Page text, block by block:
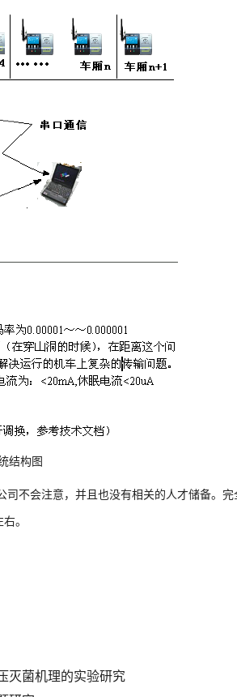
构图
不会注意，并且也没有相关的人才储备。
。
灭菌机理的实验研究